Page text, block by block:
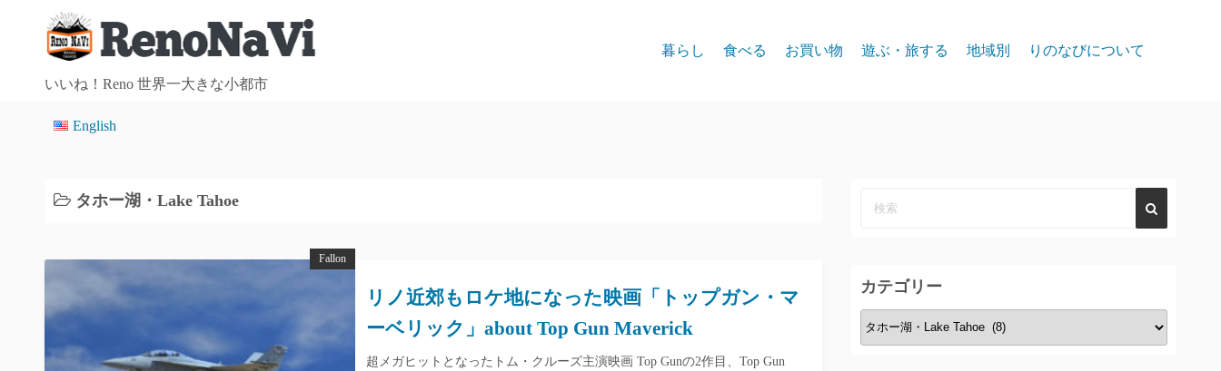
いいね！Reno 世界一大きな小都市
暮らし 食べる お買い物 遊ぶ・旅する 地域別 りのなびについて
English
タホー湖・Lake Tahoe
Fallon
リノ近郊もロケ地になった映画「トップガン・マ
ーベリック」about Top Gun Maverick
超メガヒットとなったトム・クルーズ主演映画 Top Gunの2作目、Top Gun
カテゴリー
カ
テ